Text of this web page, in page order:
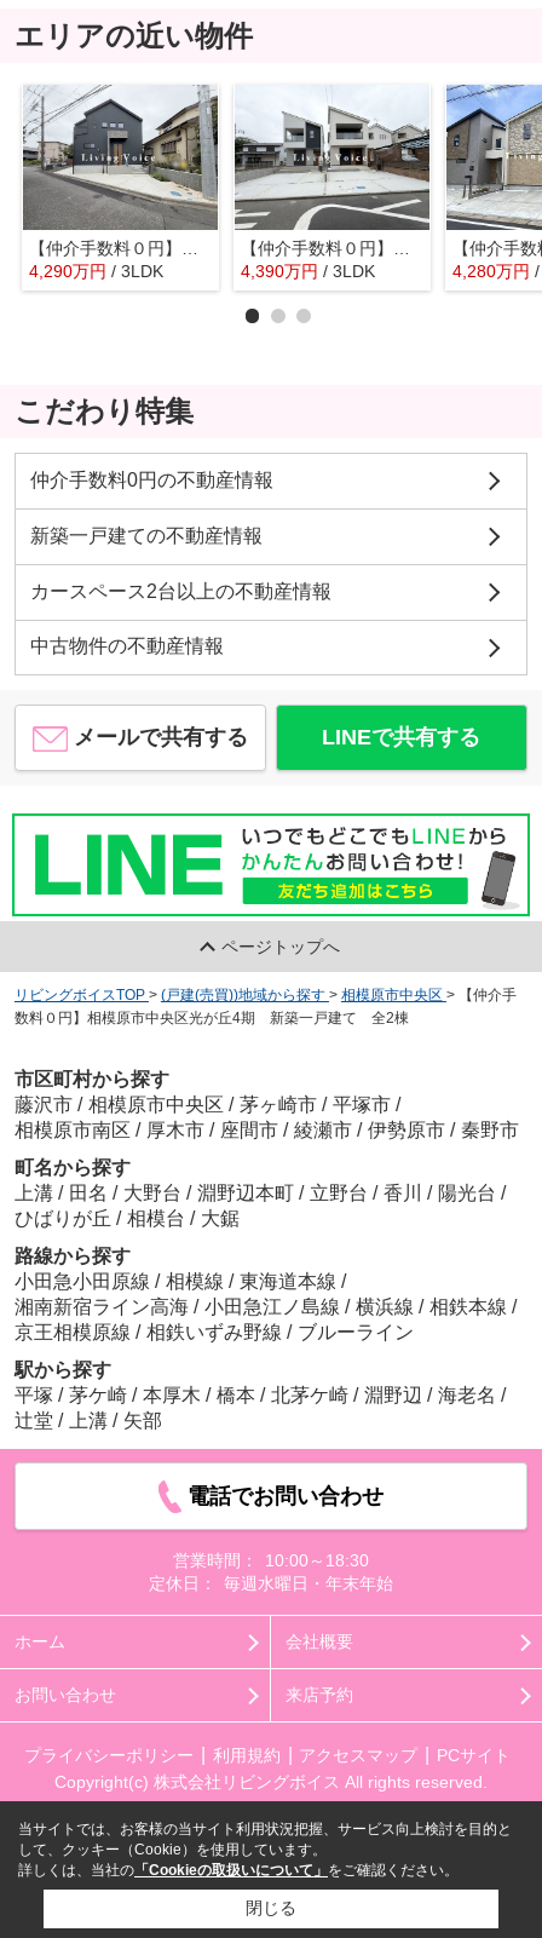
エリアの近い物件
【仲介手数料０円】相模原市中央区上矢部2丁目 新築一戸建て
4,290万円 / 3LDK
【仲介手数料０円】相模原市中央区陽光台5丁目 新築一戸建て
4,390万円 / 3LDK 4,280万円
こだわり特集
仲介手数料0円の不動産情報
新築一戸建ての不動産情報
カースペース2台以上の不動産情報
中古物件の不動産情報
メールで共有する LINEで共有する
ページトップへ
リビングボイスTOP > (戸建(売買))地域から探す > 相模原市中央区 >
【仲介手
数料０円】相模原市中央区光が丘4期 新築一戸建て 全2棟
市区町村から探す
藤沢市 / 相模原市中央区 / 茅ヶ崎市 / 平塚市 /
相模原市南区 / 厚木市 / 座間市 / 綾瀬市 / 伊勢原市 / 秦野市
町名から探す
上溝 / 田名 / 大野台 / 淵野辺本町 / 立野台 / 香川 / 陽光台 /
ひばりが丘 / 相模台 / 大鋸
路線から探す
小田急小田原線 / 相模線 / 東海道本線 /
湘南新宿ライン高海 / 小田急江ノ島線 / 横浜線 / 相鉄本線 /
京王相模原線 / 相鉄いずみ野線 / ブルーライン
駅から探す
平塚 / 茅ケ崎 / 本厚木 / 橋本 / 北茅ケ崎 / 淵野辺 / 海老名 /
辻堂 / 上溝 / 矢部
電話でお問い合わせ
営業時間：
10:00～18:30
定休日：
毎週水曜日・年末年始
ホーム 会社概要
お問い合わせ 来店予約
プライバシーポリシー 利用規約 アクセスマップ
PCサイト
Copyright(c) 株式会社リビングボイス All rights reserved.
当サイトでは、お客様の当サイト利用状況把握、サービス向上検討を目的と
して、クッキー（Cookie）を使用しています。
詳しくは、当社の 「Cookieの取扱いについて」 をご確認ください。
閉じる